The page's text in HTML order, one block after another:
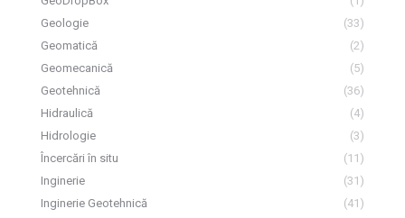
Geologie
(33)
Geomatică
(2)
Geomecanică
(5)
Geotehnică
(36)
Hidraulică
(4)
Hidrologie
(3)
Încercări în situ
(11)
Inginerie
(31)
Inginerie Geotehnică
(41)